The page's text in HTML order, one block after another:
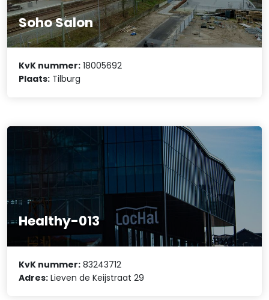
Soho Salon
KvK nummer: 18005692
Plaats: Tilburg
Healthy-013
KvK nummer: 83243712
Adres: Lieven de Keijstraat 29